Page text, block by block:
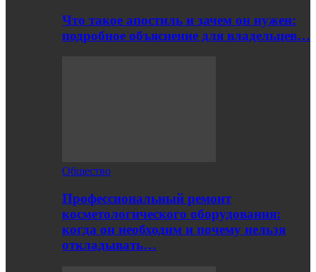
Что такое апостиль и зачем он нужен:
подробное объяснение для владельцев…
Общество
Профессиональный ремонт
косметологического оборудования:
когда он необходим и почему нельзя
откладывать…